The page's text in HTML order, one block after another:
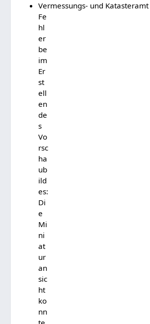
Vermessungs- und
Fe
hl
er
be
im
Er
st
ell
en
de
s
Vo
rsc
ha
ub
ild
es:
Di
e
Mi
ni
at
ur
an
sic
ht
ko
nn